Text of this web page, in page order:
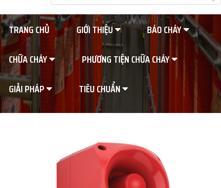
TRANG CHỦ GIỚI THIỆU
BÁO CHÁY
CHỮA CHÁY
PHƯƠNG TIỆN CHỮA CHÁY
GIẢI PHÁP
TIÊU CHUẨN